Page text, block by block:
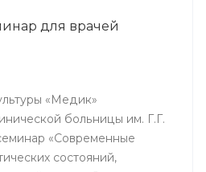
для врачей
«Медик»
больницы им. Г.Г.
«Современные
состояний,